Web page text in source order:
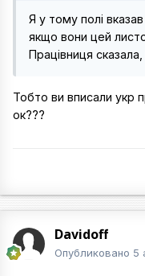
Я у тому полі
якщо вони цей
Працівниця
Тобто ви вписали укр
ок???
Davidoff
Опубликовано 5